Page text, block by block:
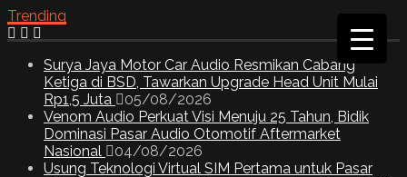
Trending
Surya Jaya Motor Car Audio Resmikan Cabang
Ketiga di BSD, Tawarkan Upgrade Head Unit Mulai
Rp1,5 Juta
05/08/2026
Venom Audio Perkuat Visi Menuju 25 Tahun, Bidik
Dominasi Pasar Audio Otomotif Aftermarket
Nasional
04/08/2026
Usung Teknologi Virtual SIM Pertama untuk Pasar